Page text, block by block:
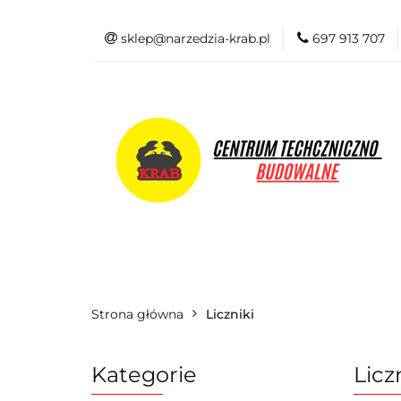
sklep@narzedzia-krab.pl 697 913 707
Elektronarzędzia
Strona główna Liczniki
Kategorie